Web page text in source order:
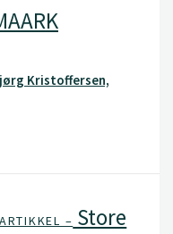
Kristoffersen,
– Store